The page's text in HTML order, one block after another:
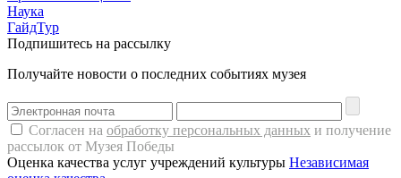
Наука
ГайдТур
Подпишитесь на рассылку
Получайте новости о последних событиях музея
Согласен на обработку персональных данных и получение
рассылок от Музея Победы
Оценка качества услуг учреждений культуры Независимая